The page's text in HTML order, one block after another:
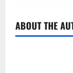
ABOUT THE